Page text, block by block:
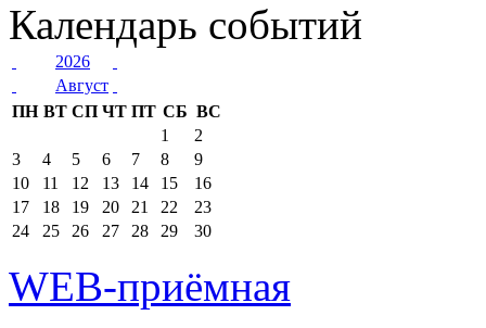
Календарь событий
2026
Август
ПН ВТ СП ЧТ ПТ СБ ВС
1
2
3
4 5 6 7 8
9
10
11 12 13 14 15
16
17
18 19 20 21 22
23
24
25 26 27 28 29 30
WEB-приёмная